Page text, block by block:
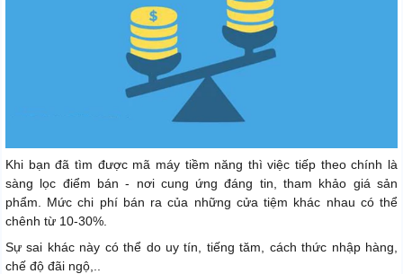
Khi bạn đã tìm được mã máy tiềm năng thì việc tiếp theo chính là
sàng lọc điểm bán - nơi cung ứng đáng tin, tham khảo giá sản
phẩm. Mức chi phí bán ra của những cửa tiệm khác nhau có thể
chênh từ 10-30%.
Sự sai khác này có thể do uy tín, tiếng tăm, cách thức nhập hàng,
chế độ đãi ngộ,..